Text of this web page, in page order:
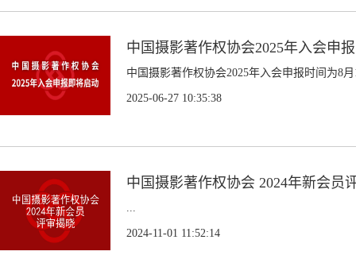
中国摄影著作权协会2025年入会申
中国摄影著作权协会2025年入会申报时间为8
2025-06-27 10:35:38
中国摄影著作权协会 2024年新会员
...
2024-11-01 11:52:14